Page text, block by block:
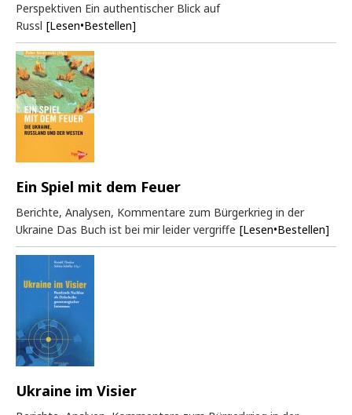
Perspektiven Ein authentischer Blick auf
Russl [Lesen•Bestellen]
Ein Spiel mit dem Feuer
Berichte, Analysen, Kommentare zum Bürgerkrieg in der
Ukraine Das Buch ist bei mir leider vergriffe [Lesen•Bestellen]
Ukraine im Visier